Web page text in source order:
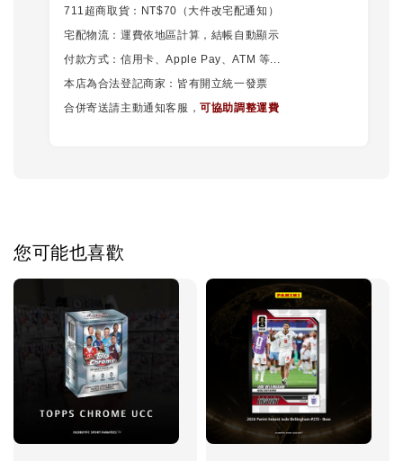
711超商取貨：NT$70（大件改宅配通知）
宅配物流：運費依地區計算，結帳自動顯示
付款方式：信用卡、Apple Pay、ATM 等...
本店為合法登記商家：皆有開立統一發票
合併寄送請主動通知客服，可協助調整運費
您可能也喜歡